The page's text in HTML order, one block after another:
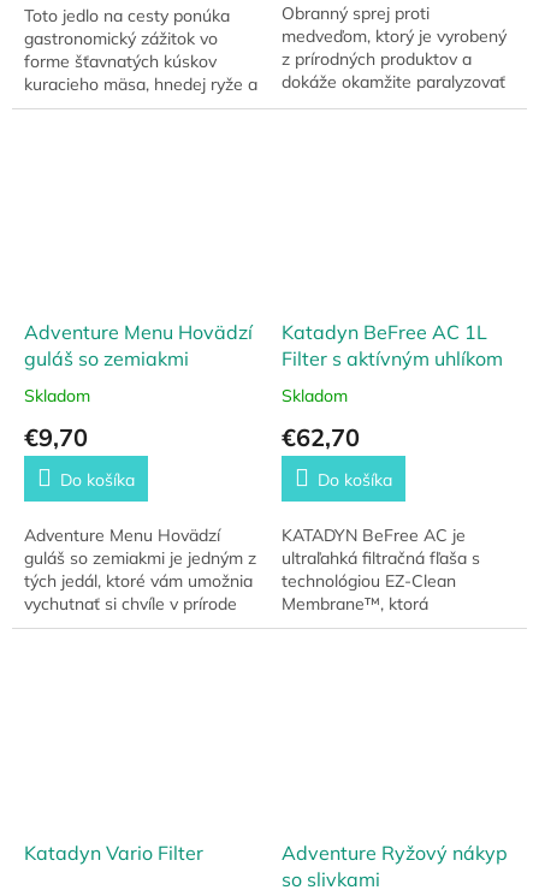
Toto jedlo na cesty ponúka
gastronomický zážitok vo
forme šťavnatých kúskov
kuracieho mäsa, hnedej ryže a
krémovej paradajkovej
Obranný sprej proti
medveďom, ktorý je vyrobený
z prírodných produktov a
dokáže okamžite paralyzovať
útočníka. Vysoký podiel
Adventure Menu Hovädzí
guláš so zemiakmi
Skladom
€9,70
Do košíka
Adventure Menu Hovädzí
guláš so zemiakmi je jedným z
tých jedál, ktoré vám umožnia
vychutnať si chvíle v prírode
bez toho, aby ste sa museli
Katadyn BeFree AC 1L
Filter s aktívným uhlíkom
Skladom
€62,70
Do košíka
KATADYN BeFree AC je
ultraľahká filtračná fľaša s
technológiou EZ-Clean
Membrane™, ktorá
zabezpečuje mikrobiologicky
Katadyn Vario Filter
Adventure Ryžový nákyp
so slivkami